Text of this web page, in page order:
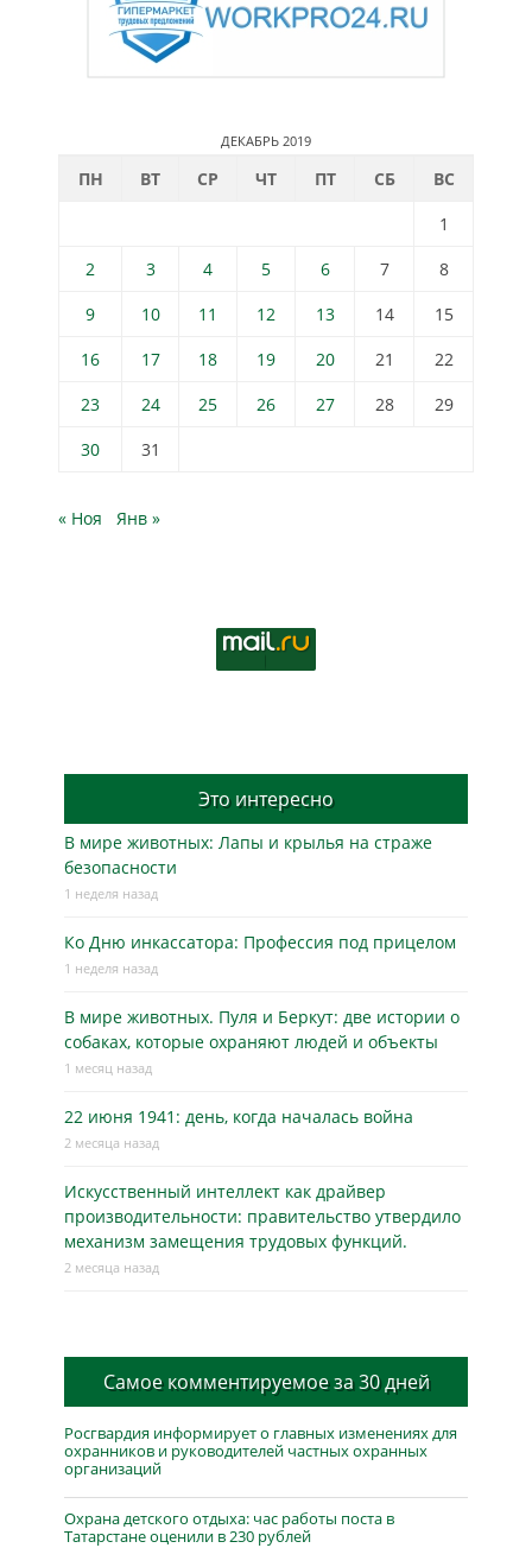
ДЕКАБРЬ 2019
ПН ВТ СР ЧТ ПТ СБ
ВС
1
2
3 4 5 6 7
8
9
10 11 12 13 14
15
16
17 18 19 20 21
22
23
24 25 26 27 28
29
30
31
« Ноя Янв »
Это интересно
В мире животных: Лапы и крылья на страже
безопасности
1 неделя назад
Ко Дню инкассатора: Профессия под прицелом
1 неделя назад
В мире животных. Пуля и Беркут: две истории о
собаках, которые охраняют людей и объекты
1 месяц назад
22 июня 1941: день, когда началась война
2 месяца назад
Искусственный интеллект как драйвер
производительности: правительство утвердило
механизм замещения трудовых функций.
2 месяца назад
Самое комментируемое за 30 дней
Росгвардия информирует о главных изменениях для
охранников и руководителей частных охранных
организаций
Охрана детского отдыха: час работы поста в
Татарстане оценили в 230 рублей